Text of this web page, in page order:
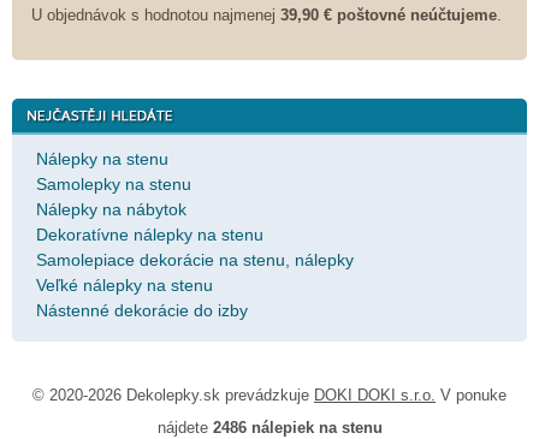
U objednávok s hodnotou najmenej 39,90 € poštovné neúčtujeme
Nálepky na stenu
Samolepky na stenu
Nálepky na nábytok
Dekoratívne nálepky na stenu
Samolepiace dekorácie na stenu, nálepky
Veľké nálepky na stenu
Nástenné dekorácie do izby
© 2020-2026 Dekolepky.sk prevádzkuje DOKI DOKI s.r.o. V ponuke
nájdete 2486 nálepiek na stenu